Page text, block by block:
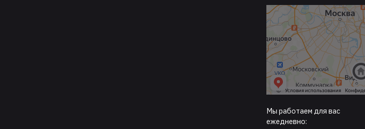
Мы работаем для вас
ежедневно: